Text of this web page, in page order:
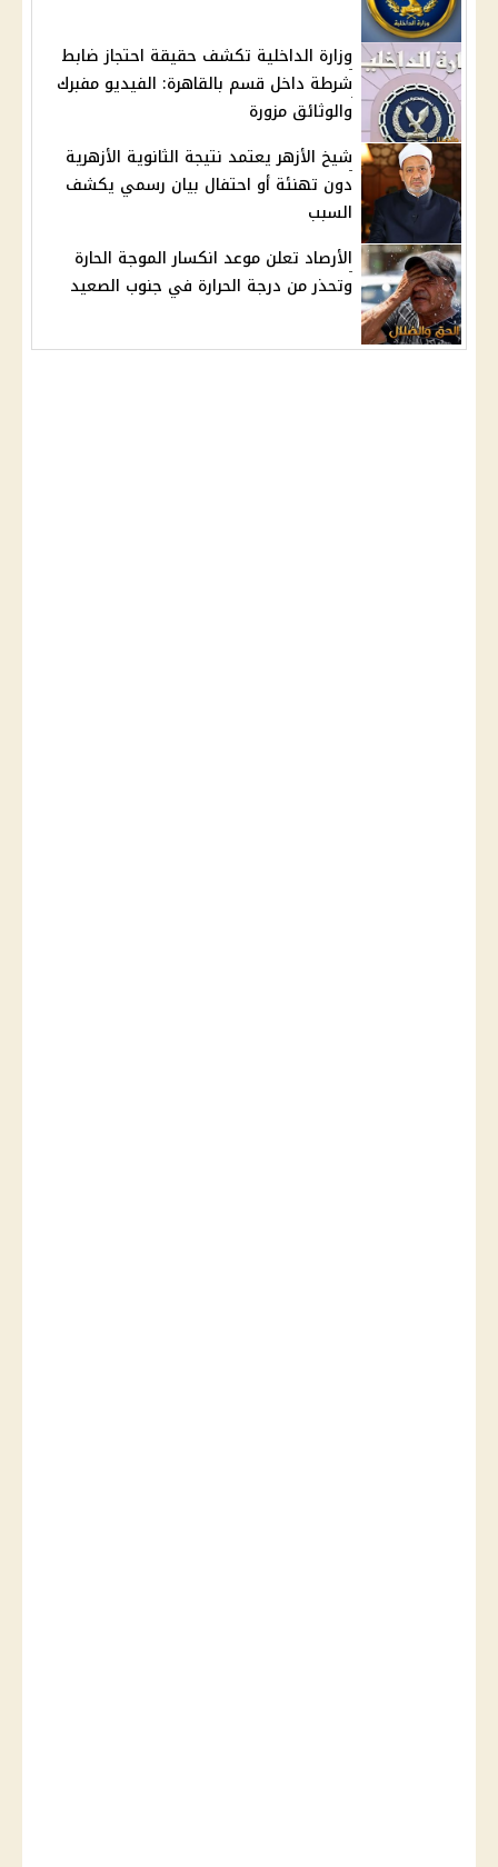
وزارة الداخلية تكشف حقيقة احتجاز ضابط
شرطة داخل قسم بالقاهرة: الفيديو مفبرك
والوثائق مزورة
شيخ الأزهر يعتمد نتيجة الثانوية الأزهرية
دون تهنئة أو احتفال بيان رسمي يكشف
السبب
الأرصاد تعلن موعد انكسار الموجة الحارة
وتحذر من درجة الحرارة في جنوب الصعيد